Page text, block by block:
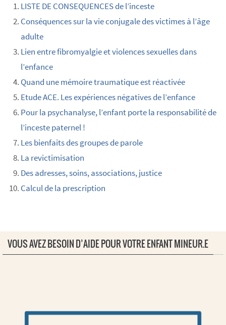
LISTE DE CONSEQUENCES de l’inceste
Conséquences sur la vie conjugale des victimes à l’âge
adulte
Lien entre fibromyalgie et violences sexuelles dans
l’enfance
Quand une mémoire traumatique est réactivée
Etude ACE. Les expériences négatives de l’enfance
Pour la psychanalyse, l’enfant porte la responsabilité de
l’inceste paternel !
Les bienfaits des groupes de parole
La revictimisation
Des adresses, soins, associations, justice
Calcul de la prescription
VOUS AVEZ BESOIN D’AIDE POUR VOTRE ENFANT MINEUR.E